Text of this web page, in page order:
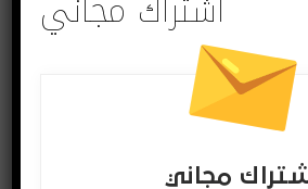
مجاني